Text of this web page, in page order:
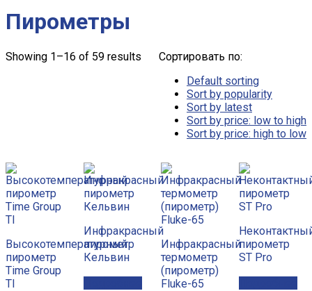
Пирометры
Showing 1–16 of 59 results
Сортировать по:
Default sorting
Sort by popularity
Sort by latest
Sort by price: low to high
Sort by price: high to low
Высокотемпературный
пирометр
Time Group
TI
Инфракрасный
пирометр
Кельвин
Инфракрасный
термометр
(пирометр)
Fluke-65
пирометр
ST Pro